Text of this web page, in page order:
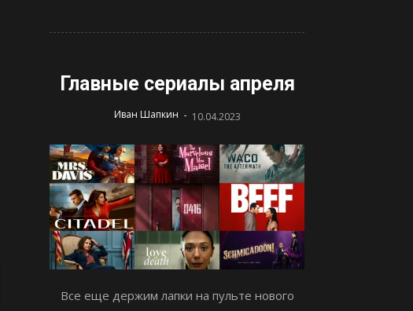
Главные сериалы апреля
Иван Шапкин - 10.04.2023
Все еще держим лапки на пульте нового